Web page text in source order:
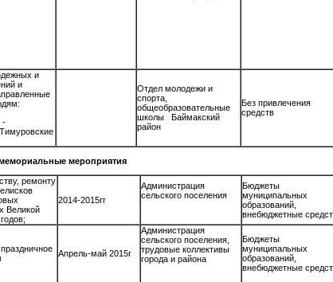
и
и
людям:
-
Отдел молодежи и
спорта,
общеобразовательные
школы Баймакский
район
Без привлечения
средств
мероприятия
ремонту
Великой
2014-2015гг
Администрация
сельского поселения
Бюджеты
муниципальных
образований,
внебюджетные
Апрель-май 2015г
Администрация
сельского поселения,
трудовые коллективы
города и района
Бюджеты
муниципальных
образований,
внебюджетные